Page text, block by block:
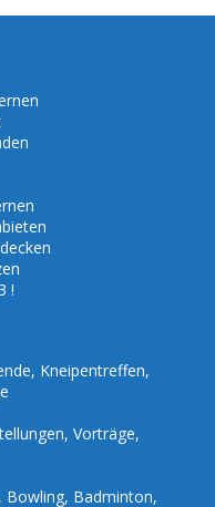
!
Kneipentreffen,
Vorträge,
Bowling, Badminton,